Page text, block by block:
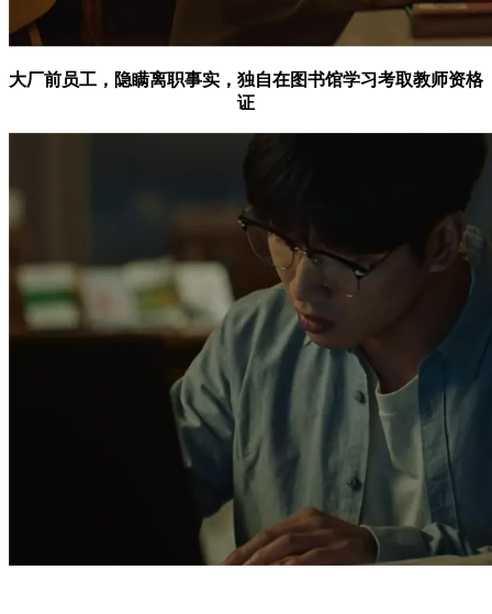
大厂前员工，隐瞒离职事实，独自在图书馆学习考取教师资格
证